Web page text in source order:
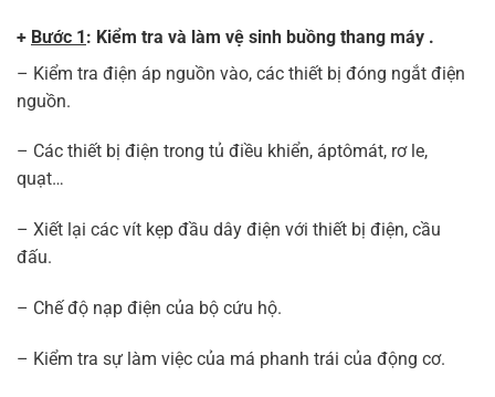
+ Bước 1: Kiểm tra và làm vệ sinh buồng thang máy .
– Kiểm tra điện áp nguồn vào, các thiết bị đóng ngắt điện
nguồn.
– Các thiết bị điện trong tủ điều khiển, áptômát, rơ le,
quạt…
– Xiết lại các vít kẹp đầu dây điện với thiết bị điện, cầu
đấu.
– Chế độ nạp điện của bộ cứu hộ.
– Kiểm tra sự làm việc của má phanh trái của động cơ.